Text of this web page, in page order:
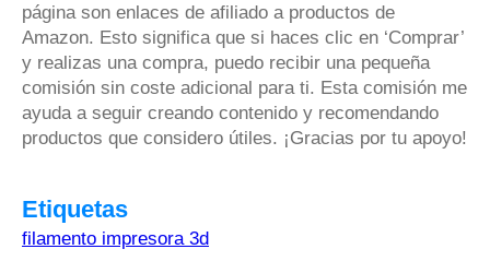
página son enlaces de afiliado a productos de
Amazon. Esto significa que si haces clic en ‘Comprar’
y realizas una compra, puedo recibir una pequeña
comisión sin coste adicional para ti. Esta comisión me
ayuda a seguir creando contenido y recomendando
productos que considero útiles. ¡Gracias por tu apoyo!
Etiquetas
filamento impresora 3d